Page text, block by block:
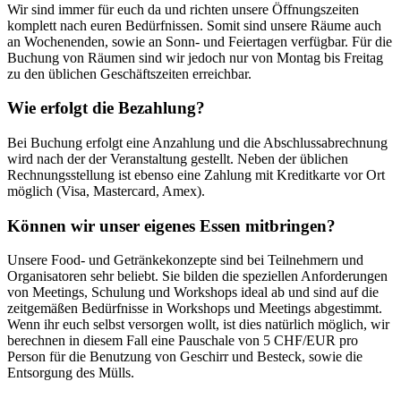
Wir sind immer für euch da und richten unsere Öffnungszeiten
komplett nach euren Bedürfnissen. Somit sind unsere Räume auch
an Wochenenden, sowie an Sonn- und Feiertagen verfügbar. Für die
Buchung von Räumen sind wir jedoch nur von Montag bis Freitag
zu den üblichen Geschäftszeiten erreichbar.
Wie erfolgt die Bezahlung?
Bei Buchung erfolgt eine Anzahlung und die Abschlussabrechnung
wird nach der der Veranstaltung gestellt. Neben der üblichen
Rechnungsstellung ist ebenso eine Zahlung mit Kreditkarte vor Ort
möglich (Visa, Mastercard, Amex).
Können wir unser eigenes Essen mitbringen?
Unsere Food- und Getränkekonzepte sind bei Teilnehmern und
Organisatoren sehr beliebt. Sie bilden die speziellen Anforderungen
von Meetings, Schulung und Workshops ideal ab und sind auf die
zeitgemäßen Bedürfnisse in Workshops und Meetings abgestimmt.
Wenn ihr euch selbst versorgen wollt, ist dies natürlich möglich, wir
berechnen in diesem Fall eine Pauschale von 5 CHF/EUR pro
Person für die Benutzung von Geschirr und Besteck, sowie die
Entsorgung des Mülls.